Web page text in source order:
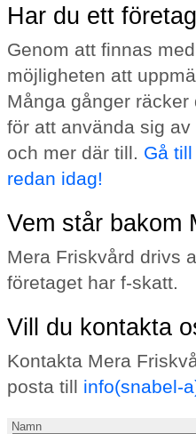
Har du ett
Genom att finnas
möjligheten att
Många gånger
för att använda sig
och mer där till. Gå
redan idag!
Vem står bakom
Mera Friskvård drivs
företaget har f-skatt.
Vill du kontakta
Kontakta Mera
posta till info(snabel-
Namn